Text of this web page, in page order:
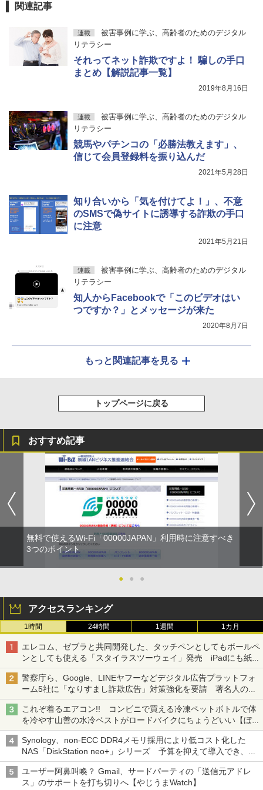
関連記事
連載
被害事例に学ぶ、高齢者のためのデジタル
リテラシー
それってネット詐欺ですよ！ 騙しの手口
まとめ【解説記事一覧】
2019年8月16日
連載
被害事例に学ぶ、高齢者のためのデジタル
リテラシー
競馬やパチンコの「必勝法教えます」、
信じて会員登録料を振り込んだ
2021年5月28日
知り合いから「気を付けてよ！」、不意
のSMSで偽サイトに誘導する詐欺の手口
に注意
2021年5月21日
連載
被害事例に学ぶ、高齢者のためのデジタル
リテラシー
知人からFacebookで「このビデオはい
つですか？」とメッセージが来た
2020年8月7日
もっと関連記事を見る
トップページに戻る
おすすめ記事
無料で使えるWi-Fi「00000JAPAN」利用時に注意すべき
3つのポイント
● ● ●
アクセスランキング
1時間 24時間 1週間 1カ月
エレコム、ゼブラと共同開発した、タッチペンとしてもボールペ
ンとしても使える「スタイラスツーウェイ」発売 iPadにも紙に
も、持ち替えずに書き込める
警察庁ら、Google、LINEヤフーなどデジタル広告プラットフォ
ーム5社に「なりすまし詐欺広告」対策強化を要請 著名人の写
真や映像を使った投資詐欺などへの対策として
これぞ着るエアコン!! コンビニで買える冷凍ペットボトルで体
を冷やす山善の水冷ベストがロードバイクにちょうどいい【ぼっ
ち・ざ・ろーど！その14】【空いた時間でなにしてる？】
Synology、non-ECC DDR4メモリ採用により低コスト化した
NAS「DiskStation neo+」シリーズ 予算を抑えて導入でき、
ECCメモリへのアップグレードも可能
ユーザー阿鼻叫喚？ Gmail、サードパーティの「送信元アドレ
ス」のサポートを打ち切りへ【やじうまWatch】